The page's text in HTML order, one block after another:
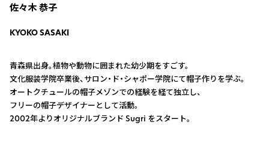
佐々木 恭子
KYOKO SASAKI
青森県出身。植物や動物に囲まれた幼少期をすごす。
文化服装学院卒業後、サロン・ド・シャポー学院にて帽子作りを学ぶ。
オートクチュールの帽子メゾンでの経験を経て独立し、
フリーの帽子デザイナーとして活動。
2002年よりオリジナルブランド Sugri をスタート。